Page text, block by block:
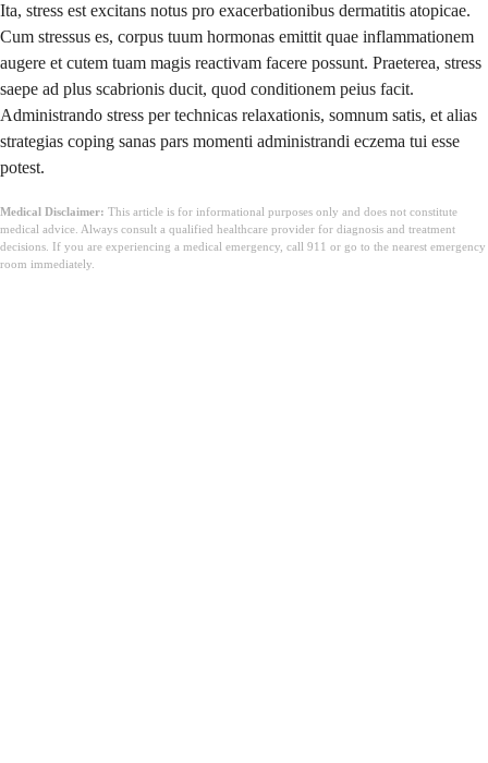
Ita, stress est excitans notus pro exacerbationibus dermatitis atopicae.
Cum stressus es, corpus tuum hormonas emittit quae inflammationem
augere et cutem tuam magis reactivam facere possunt. Praeterea, stress
saepe ad plus scabrionis ducit, quod conditionem peius facit.
Administrando stress per technicas relaxationis, somnum satis, et alias
strategias coping sanas pars momenti administrandi eczema tui esse
potest.
Medical Disclaimer: This article is for informational purposes only and does not constitute
medical advice. Always consult a qualified healthcare provider for diagnosis and treatment
decisions. If you are experiencing a medical emergency, call 911 or go to the nearest emergency
room immediately.